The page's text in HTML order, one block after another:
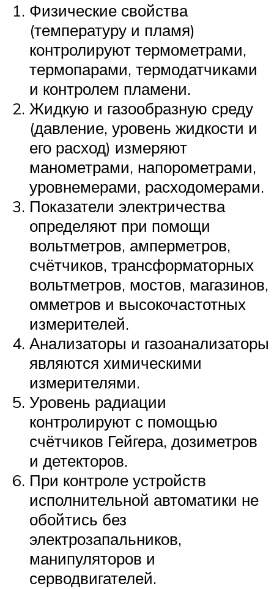
Физические свойства
(температуру и пламя)
контролируют термометрами,
термопарами, термодатчиками
и контролем пламени.
Жидкую и газообразную среду
(давление, уровень жидкости и
его расход) измеряют
манометрами, напорометрами,
уровнемерами, расходомерами.
Показатели электричества
определяют при помощи
вольтметров, амперметров,
счётчиков, трансформаторных
вольтметров, мостов, магазинов,
омметров и высокочастотных
измерителей.
Анализаторы и газоанализаторы
являются химическими
измерителями.
Уровень радиации
контролируют с помощью
счётчиков Гейгера, дозиметров
и детекторов.
При контроле устройств
исполнительной автоматики не
обойтись без
электрозапальников,
манипуляторов и
серводвигателей.